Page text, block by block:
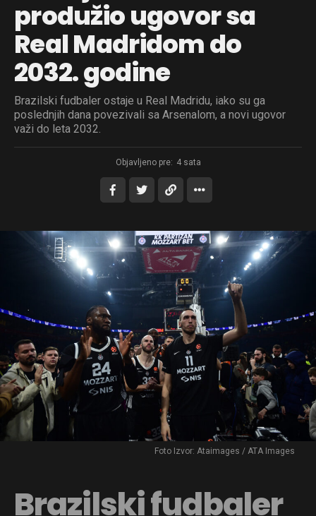
produžio ugovor sa
Real Madridom do
2032. godine
Brazilski fudbaler ostaje u Real Madridu, iako su ga
poslednjih dana povezivali sa Arsenalom, a novi ugovor
važi do leta 2032.
Objavljeno pre: 4 sata
Foto Izvor: Ataimages / ATA Images
Brazilski fudbaler